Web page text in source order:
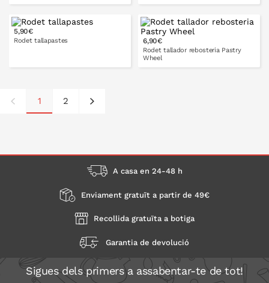
A LA CISTELLA
5,90€
Rodet tallapastes
A LA CISTELLA
6,90€
Rodet tallador rebosteria Pastry
Wheel
1 2
A casa en 24-48 h
Enviament gratuït a partir de 49€
Recollida gratuïta a botiga
Garantia de devolució
Sigues dels primers a assabentar-te de tot!